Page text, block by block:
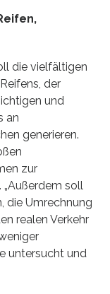
die vielfältigen
der
und
an
generieren.
zur
„Außerdem soll
die Umrechnung
realen Verkehr
untersucht und